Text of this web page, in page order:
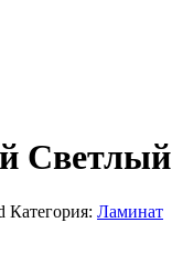
Светлый
Категория: Ламинат